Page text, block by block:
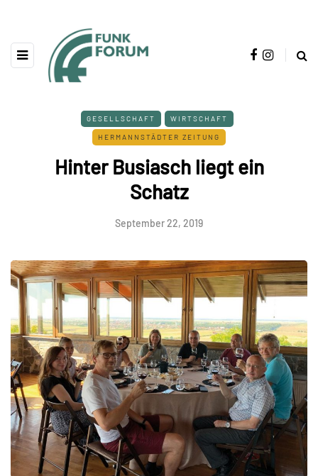
GESELLSCHAFT WIRTSCHAFT
HERMANNSTÄDTER ZEITUNG
Hinter Busiasch liegt ein
Schatz
September 22, 2019